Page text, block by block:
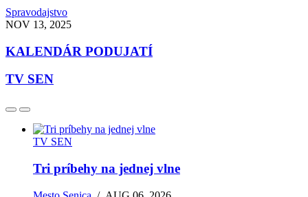
Spravodajstvo
NOV 13, 2025
KALENDÁR PODUJATÍ
TV SEN
TV SEN
Tri príbehy na jednej vlne